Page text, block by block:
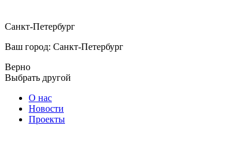
Санкт-Петербург
Ваш город: Санкт-Петербург
Верно
Выбрать другой
О нас
Новости
Проекты